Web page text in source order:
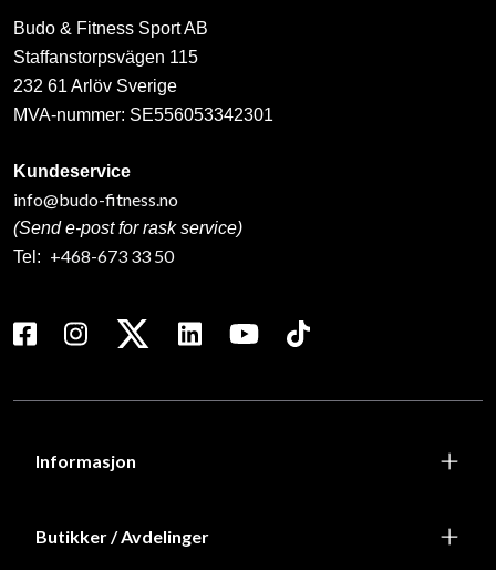
Budo & Fitness Sport AB
Staffanstorpsvägen 115
232 61 Arlöv Sverige
MVA-nummer: SE556053342301
Kundeservice
info@budo-fitness.no
(Send e-post for rask service)
Tel: +468-673 33 50
Informasjon
Butikker / Avdelinger